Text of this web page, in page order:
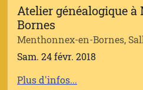
Atelier généalogique
Bornes
Menthonnex-en-Bornes,
Sam. 24 févr. 2018
Plus d'infos...